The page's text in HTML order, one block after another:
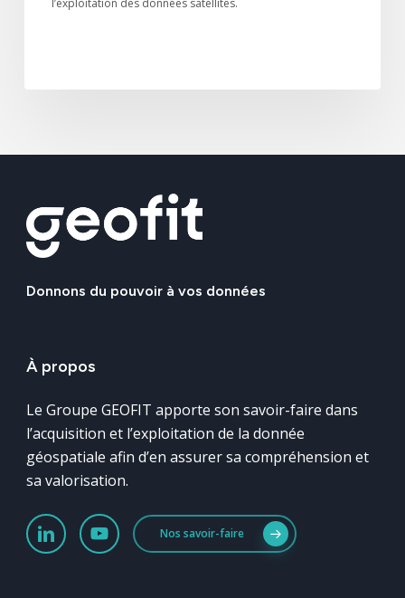
l’exploitation des données satellites.
Donnons du pouvoir à vos données
À propos
Le Groupe GEOFIT apporte son savoir-faire dans
l’acquisition et l’exploitation de la donnée
géospatiale afin d’en assurer sa compréhension et
sa valorisation.
Nos savoir-faire